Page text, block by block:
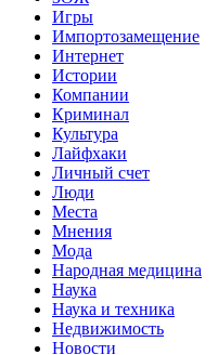
Игры
Импортозамещение
Интернет
Истории
Компании
Криминал
Культура
Лайфхаки
Личный счет
Люди
Места
Мнения
Мода
Народная медицина
Наука
Наука и техника
Недвижимость
Новости